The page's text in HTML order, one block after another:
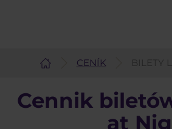
CENÍK BILETY
Cennik
at